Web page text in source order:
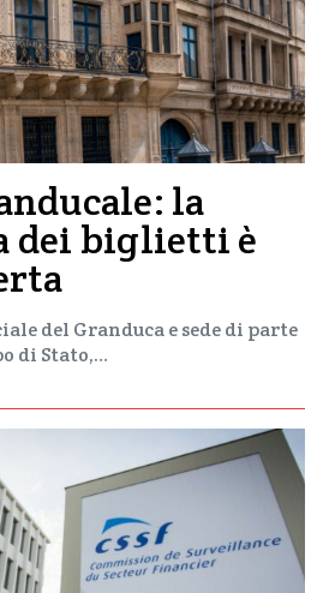
la
dei biglietti è
del Granduca e sede di parte
di Stato,…